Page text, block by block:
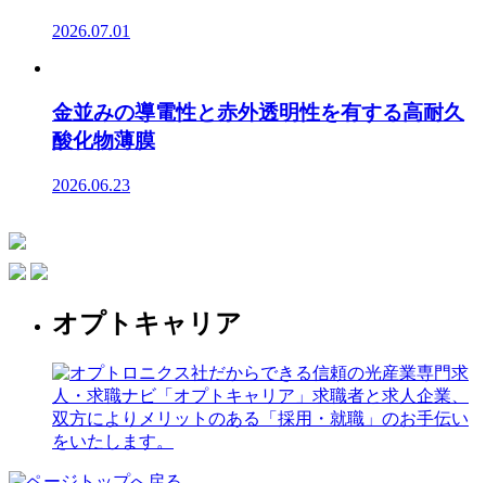
2026.07.01
金並みの導電性と赤外透明性を有する高耐久
酸化物薄膜
2026.06.23
オプトキャリア